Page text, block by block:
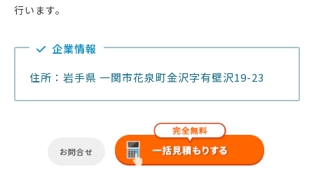
行います。
企業情報
住所：岩手県 一関市花泉町金沢字有壁沢19-23
お問合せ